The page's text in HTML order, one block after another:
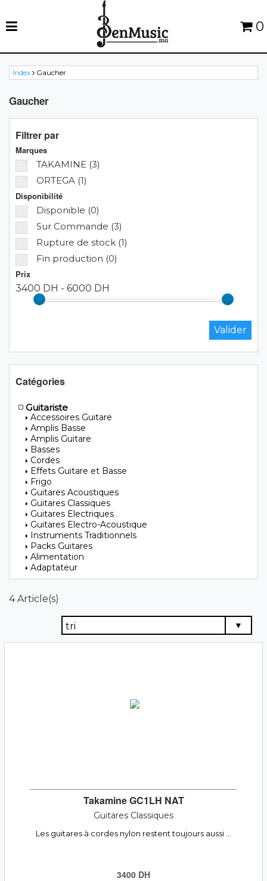
0
Index Gaucher
Gaucher
Filtrer par
Marques
TAKAMINE (3)
ORTEGA (1)
Disponibilité
Disponible (0)
Sur Commande (3)
Rupture de stock (1)
Fin production (0)
Prix
3400 DH - 6000 DH
Catégories
Guitariste
Accessoires Guitare
Amplis Basse
Amplis Guitare
Basses
Cordes
Effets Guitare et Basse
Frigo
Guitares Acoustiques
Guitares Classiques
Guitares Electriques
Guitares Electro-Acoustique
Instruments Traditionnels
Packs Guitares
Alimentation
Adaptateur
4 Article(s)
Takamine GC1LH NAT
Guitares Classiques
Les guitares à cordes nylon restent toujours aussi ...
3400 DH